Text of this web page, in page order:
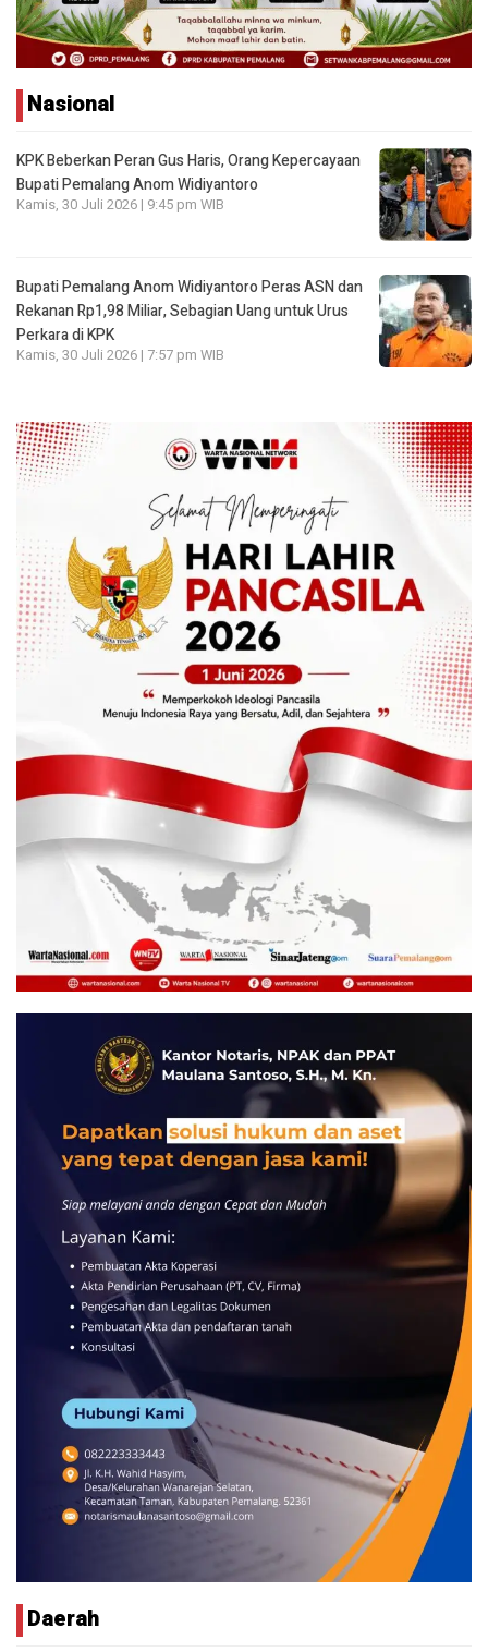
Nasional
KPK Beberkan Peran Gus Haris, Orang Kepercayaan
Bupati Pemalang Anom Widiyantoro
Kamis, 30 Juli 2026 | 9:45 pm WIB
Bupati Pemalang Anom Widiyantoro Peras ASN dan
Rekanan Rp1,98 Miliar, Sebagian Uang untuk Urus
Perkara di KPK
Kamis, 30 Juli 2026 | 7:57 pm WIB
Daerah